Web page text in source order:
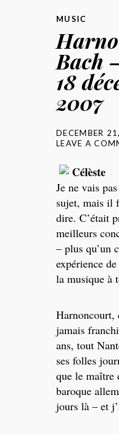
MUSIC
Bach
18
2007
DECEMBER
LEAVE A
Célèste
Je ne vais
sujet, mais il
dire. C’était
meilleurs
– plus qu’un
expérience
la musique à
Harnoncourt,
jamais
ans, tout
ses folles
que le maître
baroque
jours là – et